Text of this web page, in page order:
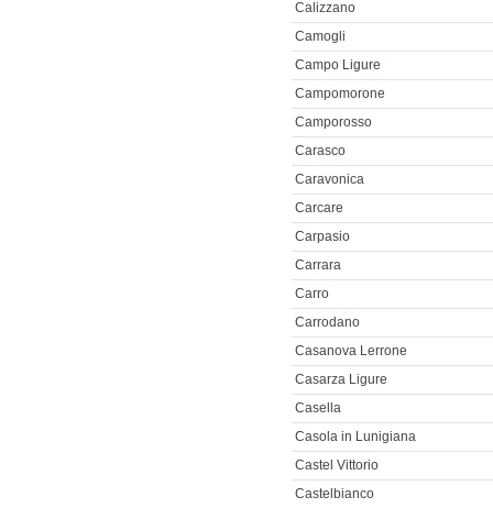
Calizzano
Camogli
Campo Ligure
Campomorone
Camporosso
Carasco
Caravonica
Carcare
Carpasio
Carrara
Carro
Carrodano
Casanova Lerrone
Casarza Ligure
Casella
Casola in Lunigiana
Castel Vittorio
Castelbianco